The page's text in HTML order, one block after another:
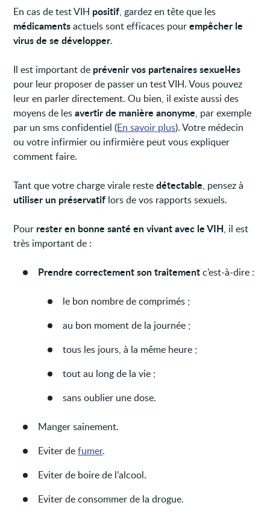
En cas de test VIH positif, gardez en tête que les
médicamentsactuels sont efficaces pourempêcher le
virus de se développer.
Il est important de prévenir vos partenaires sexuel·les
pour leur proposer de passer un test VIH. Vous pouvez
leur en parler directement. Ou bien, il existe aussi des
moyens de lesavertir de manière anonyme, par exemple
par un sms confidentiel (En savoir plus). Votre médecin
ou votre infirmier ou infirmière peut vous expliquer
comment faire.
Tant que votre charge virale restedétectable, pensez à
utiliser un préservatif lors de vos rapports sexuels.
Pour rester en bonne santé en vivant avec le VIH, il est
très important de :
Prendre correctement son traitementc’est-à-dire :
le bon nombre de comprimés ;
au bon moment de la journée ;
tous les jours, à la même heure ;
tout au long de la vie ;
sans oublier une dose.
Manger sainement.
Eviter defumer.
Eviter de boire de l’alcool.
Eviter de consommer de la drogue.